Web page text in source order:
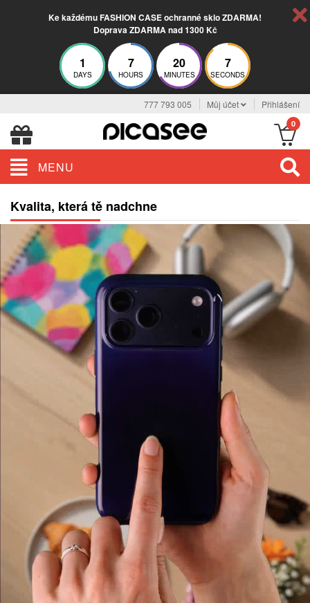
Ke každému FASHION CASE ochranné sklo ZDARMA!
Doprava ZDARMA nad 1300 Kč
1
DAYS
7
HOURS
20
MINUTES
7
SECONDS
777 793 005 Můj účet Přihlášení
0
MENU
Kvalita, která tě nadchne